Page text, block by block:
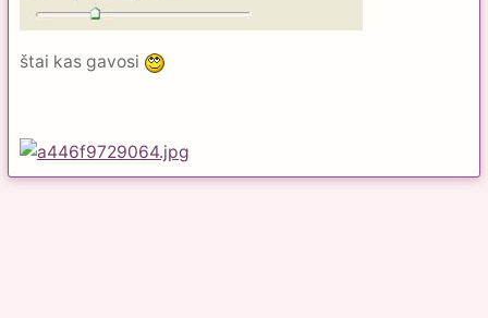
štai kas gavosi